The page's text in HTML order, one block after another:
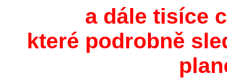
a dále tisíce
které podrobně